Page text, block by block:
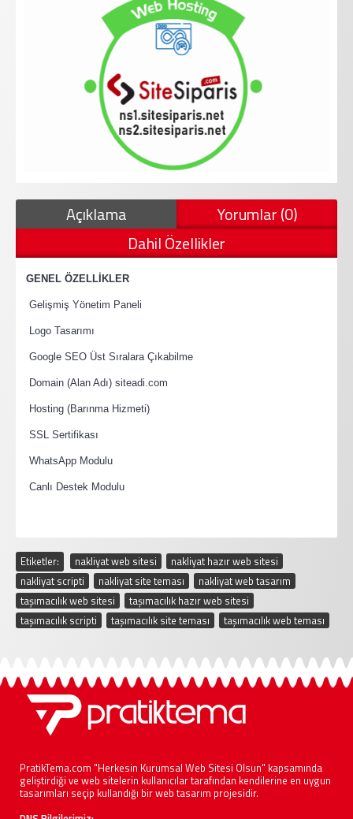
Açıklama
Yorumlar (0)
Dahil Özellikler
GENEL ÖZELLİKLER
Gelişmiş Yönetim Paneli
Logo Tasarımı
Google SEO Üst Sıralara Çıkabilme
Domain (Alan Adı) siteadi.com
Hosting (Barınma Hizmeti)
SSL Sertifikası
WhatsApp Modulu
Canlı Destek Modulu
Etiketler: nakliyat web sitesi nakliyat hazır web sitesi
nakliyat scripti
nakliyat site teması nakliyat web tasarım
taşımacılık web sitesi
taşımacılık hazır web sitesi
taşımacılık scripti
taşımacılık site teması taşımacılık web teması
PratikTema.com "Herkesin Kurumsal Web Sitesi Olsun" kapsamında
geliştirdiği ve web sitelerin kullanıcılar tarafından kendilerine en uygun
tasarımları seçip kullandığı bir web tasarım projesidir.